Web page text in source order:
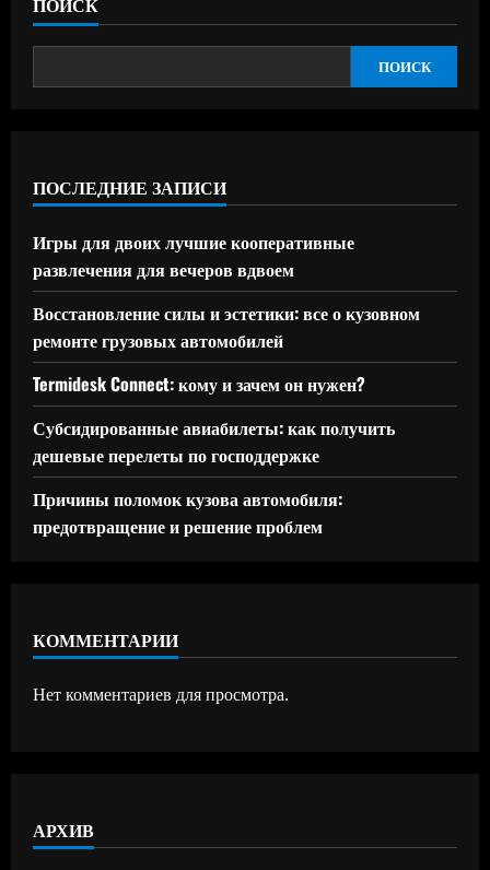
ПОИСК
ПОСЛЕДНИЕ ЗАПИСИ
Игры для двоих лучшие кооперативные
развлечения для вечеров вдвоем
Восстановление силы и эстетики: все о кузовном
ремонте грузовых автомобилей
Termidesk Connect: кому и зачем он нужен?
Субсидированные авиабилеты: как получить
дешевые перелеты по господдержке
Причины поломок кузова автомобиля:
предотвращение и решение проблем
КОММЕНТАРИИ
Нет комментариев для просмотра.
АРХИВ